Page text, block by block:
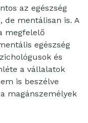
az egészség
de mentálisan is. A
megfelelő
egészség
és
a vállalatok
is beszélve
magánszemélyek